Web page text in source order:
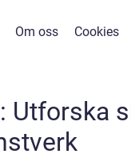
Om oss Cookies
Utforska